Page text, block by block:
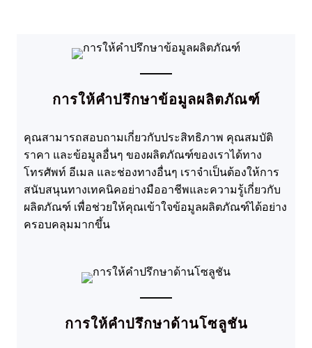
การให้คำปรึกษาข้อมูลผลิตภัณฑ์
คุณสามารถสอบถามเกี่ยวกับประสิทธิภาพ คุณสมบัติ
ราคา และข้อมูลอื่นๆ ของผลิตภัณฑ์ของเราได้ทาง
โทรศัพท์ อีเมล และช่องทางอื่นๆ เราจำเป็นต้องให้การ
สนับสนุนทางเทคนิคอย่างมืออาชีพและความรู้เกี่ยวกับ
ผลิตภัณฑ์ เพื่อช่วยให้คุณเข้าใจข้อมูลผลิตภัณฑ์ได้อย่าง
ครอบคลุมมากขึ้น
การให้คำปรึกษาด้านโซลูชัน